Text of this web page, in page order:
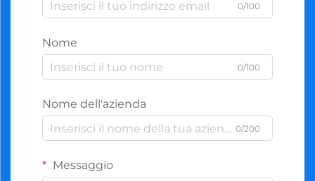
0/100
Nome
0/100
Nome dell'azienda
0/200
Messaggio